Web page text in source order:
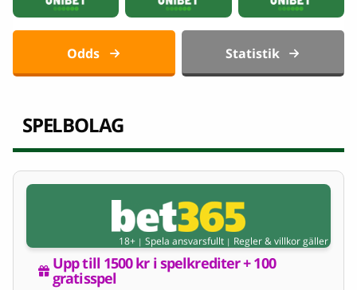
Odds Statistik
SPELBOLAG
18+ | Spela ansvarsfullt | Regler & villkor gäller
Upp till 1500 kr i spelkrediter + 100
gratisspel